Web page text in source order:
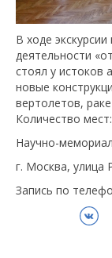
В ходе
деятельности
стоял у истоков
новые
вертолетов,
Количество
Научно-
г. Москва, улица
Запись по